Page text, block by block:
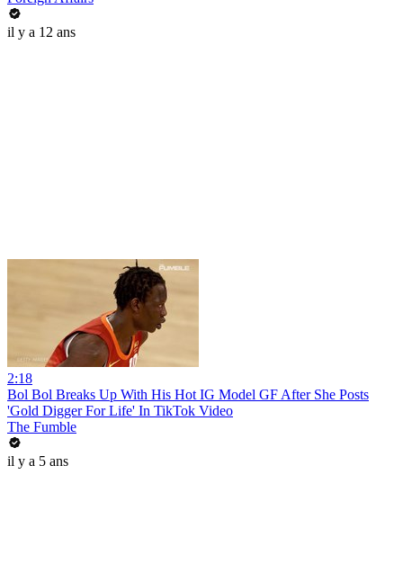
il y a 12 ans
2:18
Bol Bol Breaks Up With His Hot IG Model GF After She Posts
'Gold Digger For Life' In TikTok Video
The Fumble
il y a 5 ans